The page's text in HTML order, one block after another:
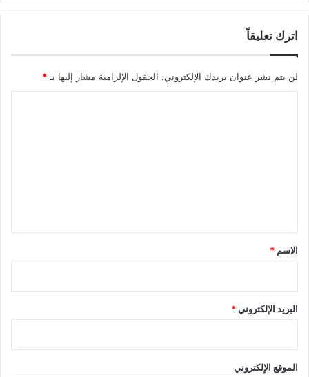
اترك تعليقاً
لن يتم نشر عنوان بريدك الإلكتروني. الحقول الإلزامية مشار إليها بـ *
*
الاسم *
البريد الإلكتروني*
الموقع الإلكتروني